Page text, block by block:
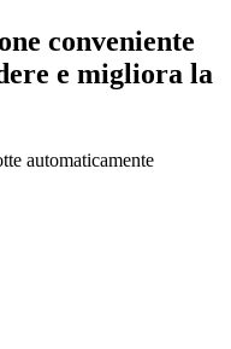
conveniente
e migliora la
automaticamente